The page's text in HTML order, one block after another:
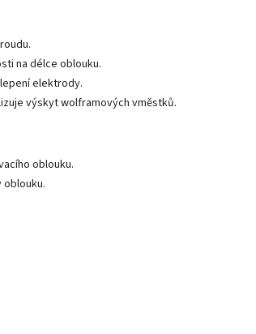
na délce oblouku.
elektrody.
výskyt wolframových vměstků.
oblouku.